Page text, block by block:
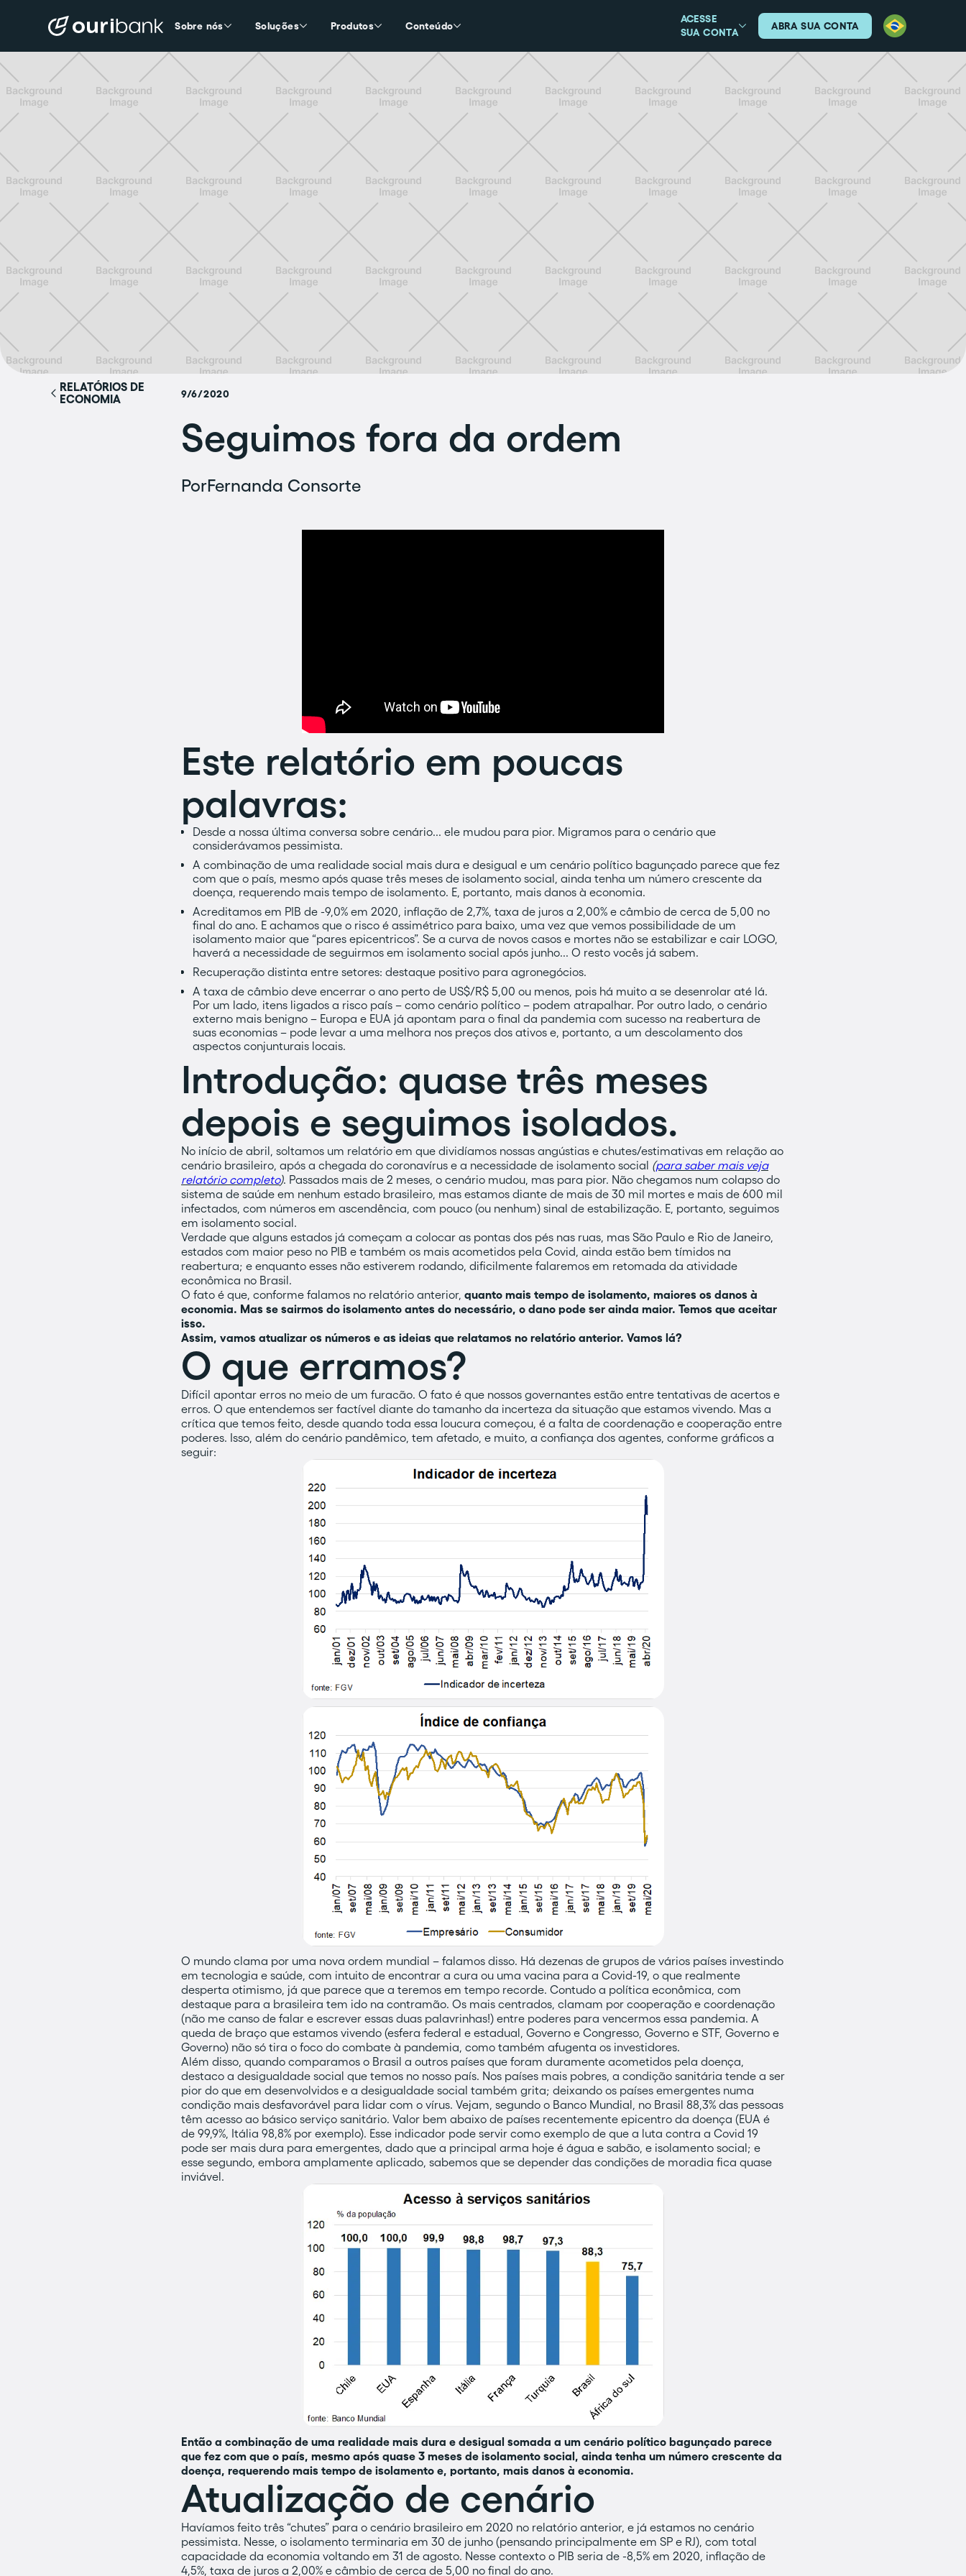
Sobre nós Soluções Produtos Conteúdo
ACESSE
SUA CONTA
ABRA SUA CONTA
RELATÓRIOS DE
ECONOMIA
9/6/2020
Seguimos fora da ordem
PorFernanda Consorte
Este relatório em poucas
palavras:
Desde a nossa última conversa sobre cenário... ele mudou para pior. Migramos para o cenário que
considerávamos pessimista.
A combinação de uma realidade social mais dura e desigual e um cenário político bagunçado parece que fez
com que o país, mesmo após quase três meses de isolamento social, ainda tenha um número crescente da
doença, requerendo mais tempo de isolamento. E, portanto, mais danos à economia.
Acreditamos em PIB de -9,0% em 2020, inflação de 2,7%, taxa de juros a 2,00% e câmbio de cerca de 5,00 no
final do ano. E achamos que o risco é assimétrico para baixo, uma vez que vemos possibilidade de um
isolamento maior que “pares epicentricos”. Se a curva de novos casos e mortes não se estabilizar e cair LOGO,
haverá a necessidade de seguirmos em isolamento social após junho... O resto vocês já sabem.
Recuperação distinta entre setores: destaque positivo para agronegócios.
A taxa de câmbio deve encerrar o ano perto de US$/R$ 5,00 ou menos, pois há muito a se desenrolar até lá.
Por um lado, itens ligados a risco país – como cenário político – podem atrapalhar. Por outro lado, o cenário
externo mais benigno – Europa e EUA já apontam para o final da pandemia com sucesso na reabertura de
suas economias – pode levar a uma melhora nos preços dos ativos e, portanto, a um descolamento dos
aspectos conjunturais locais.
Introdução: quase três meses
depois e seguimos isolados.
No início de abril, soltamos um relatório em que dividíamos nossas angústias e chutes/estimativas em relação ao
cenário brasileiro, após a chegada do coronavírus e a necessidade de isolamento social (para saber mais veja
relatório completo). Passados mais de 2 meses, o cenário mudou, mas para pior. Não chegamos num colapso do
sistema de saúde em nenhum estado brasileiro, mas estamos diante de mais de 30 mil mortes e mais de 600 mil
infectados, com números em ascendência, com pouco (ou nenhum) sinal de estabilização. E, portanto, seguimos
em isolamento social.
Verdade que alguns estados já começam a colocar as pontas dos pés nas ruas, mas São Paulo e Rio de Janeiro,
estados com maior peso no PIB e também os mais acometidos pela Covid, ainda estão bem tímidos na
reabertura; e enquanto esses não estiverem rodando, dificilmente falaremos em retomada da atividade
econômica no Brasil.
O fato é que, conforme falamos no relatório anterior, quanto mais tempo de isolamento, maiores os danos à
economia. Mas se sairmos do isolamento antes do necessário, o dano pode ser ainda maior. Temos que aceitar
isso.
Assim, vamos atualizar os números e as ideias que relatamos no relatório anterior. Vamos lá?
O que erramos?
Difícil apontar erros no meio de um furacão. O fato é que nossos governantes estão entre tentativas de acertos e
erros. O que entendemos ser factível diante do tamanho da incerteza da situação que estamos vivendo. Mas a
crítica que temos feito, desde quando toda essa loucura começou, é a falta de coordenação e cooperação entre
poderes. Isso, além do cenário pandêmico, tem afetado, e muito, a confiança dos agentes, conforme gráficos a
seguir:
O mundo clama por uma nova ordem mundial – falamos disso. Há dezenas de grupos de vários países investindo
em tecnologia e saúde, com intuito de encontrar a cura ou uma vacina para a Covid-19, o que realmente
desperta otimismo, já que parece que a teremos em tempo recorde. Contudo a política econômica, com
destaque para a brasileira tem ido na contramão. Os mais centrados, clamam por cooperação e coordenação
(não me canso de falar e escrever essas duas palavrinhas!) entre poderes para vencermos essa pandemia. A
queda de braço que estamos vivendo (esfera federal e estadual, Governo e Congresso, Governo e STF, Governo e
Governo) não só tira o foco do combate à pandemia, como também afugenta os investidores.
Além disso, quando comparamos o Brasil a outros países que foram duramente acometidos pela doença,
destaco a desigualdade social que temos no nosso país. Nos países mais pobres, a condição sanitária tende a ser
pior do que em desenvolvidos e a desigualdade social também grita; deixando os países emergentes numa
condição mais desfavorável para lidar com o vírus. Vejam, segundo o Banco Mundial, no Brasil 88,3% das pessoas
têm acesso ao básico serviço sanitário. Valor bem abaixo de países recentemente epicentro da doença (EUA é
de 99,9%, Itália 98,8% por exemplo). Esse indicador pode servir como exemplo de que a luta contra a Covid 19
pode ser mais dura para emergentes, dado que a principal arma hoje é água e sabão, e isolamento social; e
esse segundo, embora amplamente aplicado, sabemos que se depender das condições de moradia fica quase
inviável.
Então a combinação de uma realidade mais dura e desigual somada a um cenário político bagunçado parece
que fez com que o país, mesmo após quase 3 meses de isolamento social, ainda tenha um número crescente da
doença, requerendo mais tempo de isolamento e, portanto, mais danos à economia.
Atualização de cenário
Havíamos feito três “chutes” para o cenário brasileiro em 2020 no relatório anterior, e já estamos no cenário
pessimista. Nesse, o isolamento terminaria em 30 de junho (pensando principalmente em SP e RJ), com total
capacidade da economia voltando em 31 de agosto. Nesse contexto o PIB seria de -8,5% em 2020, inflação de
4,5%, taxa de juros a 2,00% e câmbio de cerca de 5,00 no final do ano.